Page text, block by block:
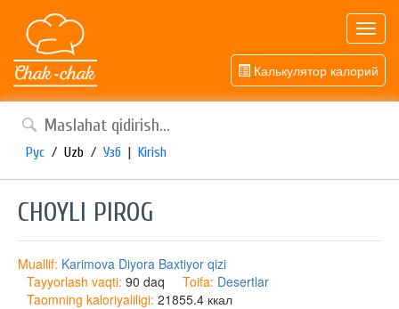
Калькулятор калорий
Рус / Uzb / Узб | Kirish
CHOYLI PIROG
Muallif: Karimova Diyora Baxtiyor qizi
Tayyorlash vaqti: 90 daq Toifa: Desertlar
Taomning kaloriyaliligi: 21855.4 ккал